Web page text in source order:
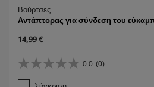
Βούρτσες
Αντάπτορας για σύνδεση του
C
r
r
e
14,99 €
0.0 (0)
0
.